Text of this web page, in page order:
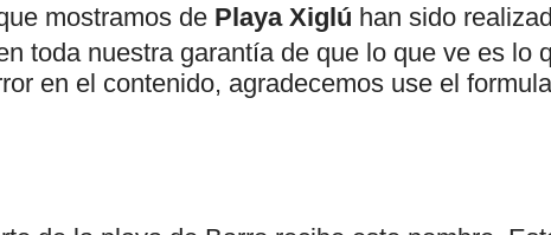
mostramos de Playa Xiglú han sido
toda nuestra garantía de que lo que ve es lo
en el contenido, agradecemos use el